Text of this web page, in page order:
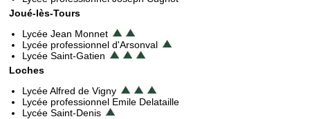
Joué-lès-Tours
Lycée Jean Monnet
Lycée professionnel d'Arsonval
Lycée Saint-Gatien
Loches
Lycée Alfred de Vigny
Lycée professionnel Emile Delataille
Lycée Saint-Denis